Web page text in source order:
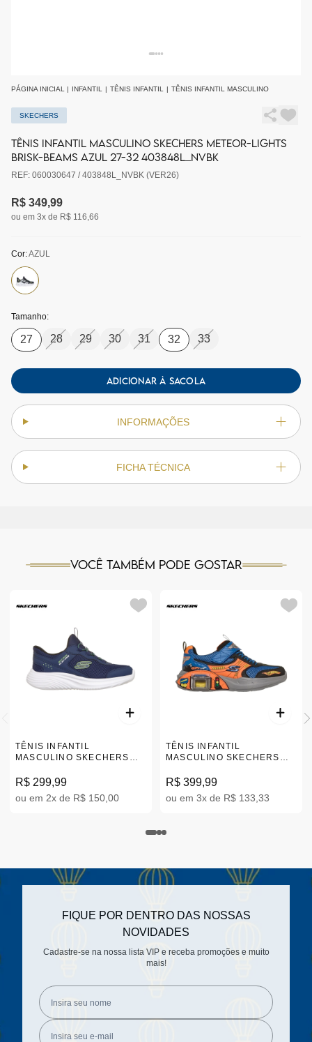
PÁGINA INICIAL | INFANTIL | TÊNIS INFANTIL | TÊNIS INFANTIL MASCULINO
SKECHERS
TÊNIS INFANTIL MASCULINO SKECHERS METEOR-LIGHTS
BRISK-BEAMS AZUL 27-32 403848L_NVBK
REF: 060030647 / 403848L_NVBK (VER26)
R$ 349,99
ou em 3x de R$ 116,66
Cor:AZUL
Tamanho:
27 28 29 30 31 32 33
ADICIONAR À SACOLA
INFORMAÇÕES
FICHA TÉCNICA
Você também pode gostar
TÊNIS INFANTIL
MASCULINO SKECHERS
404208L_NVY
R$ 299,99
ou em 2x de R$ 150,00
TÊNIS INFANTIL
MASCULINO SKECHERS
402150L_BBOR
R$ 399,99
ou em 3x de R$ 133,33
FIQUE POR DENTRO DAS NOSSAS
NOVIDADES
Cadastre-se na nossa lista VIP e receba promoções e muito
mais!